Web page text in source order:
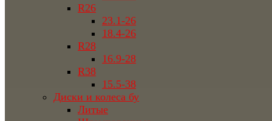
R26
23.1-26
18.4-26
R28
16.9-28
R38
15.5-38
Диски и колеса бу
Литые